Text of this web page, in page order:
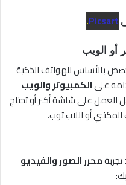
Picsart
.
بالأساس للهواتف الذكية
الكمبيوتر والويب
العمل على شاشة أكبر أو تحتاج
أو اللاب توب.
تجربةمحرر الصور والفيديو